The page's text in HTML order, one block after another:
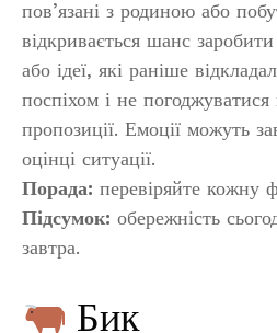
пов’язані з родиною або
відкривається шанс
або ідеї, які раніше
поспіхом і не погоджуватися
пропозиції. Емоції можуть
оцінці ситуації.
Порада: перевіряйте кожну
Підсумок: обережність
завтра.
Бик